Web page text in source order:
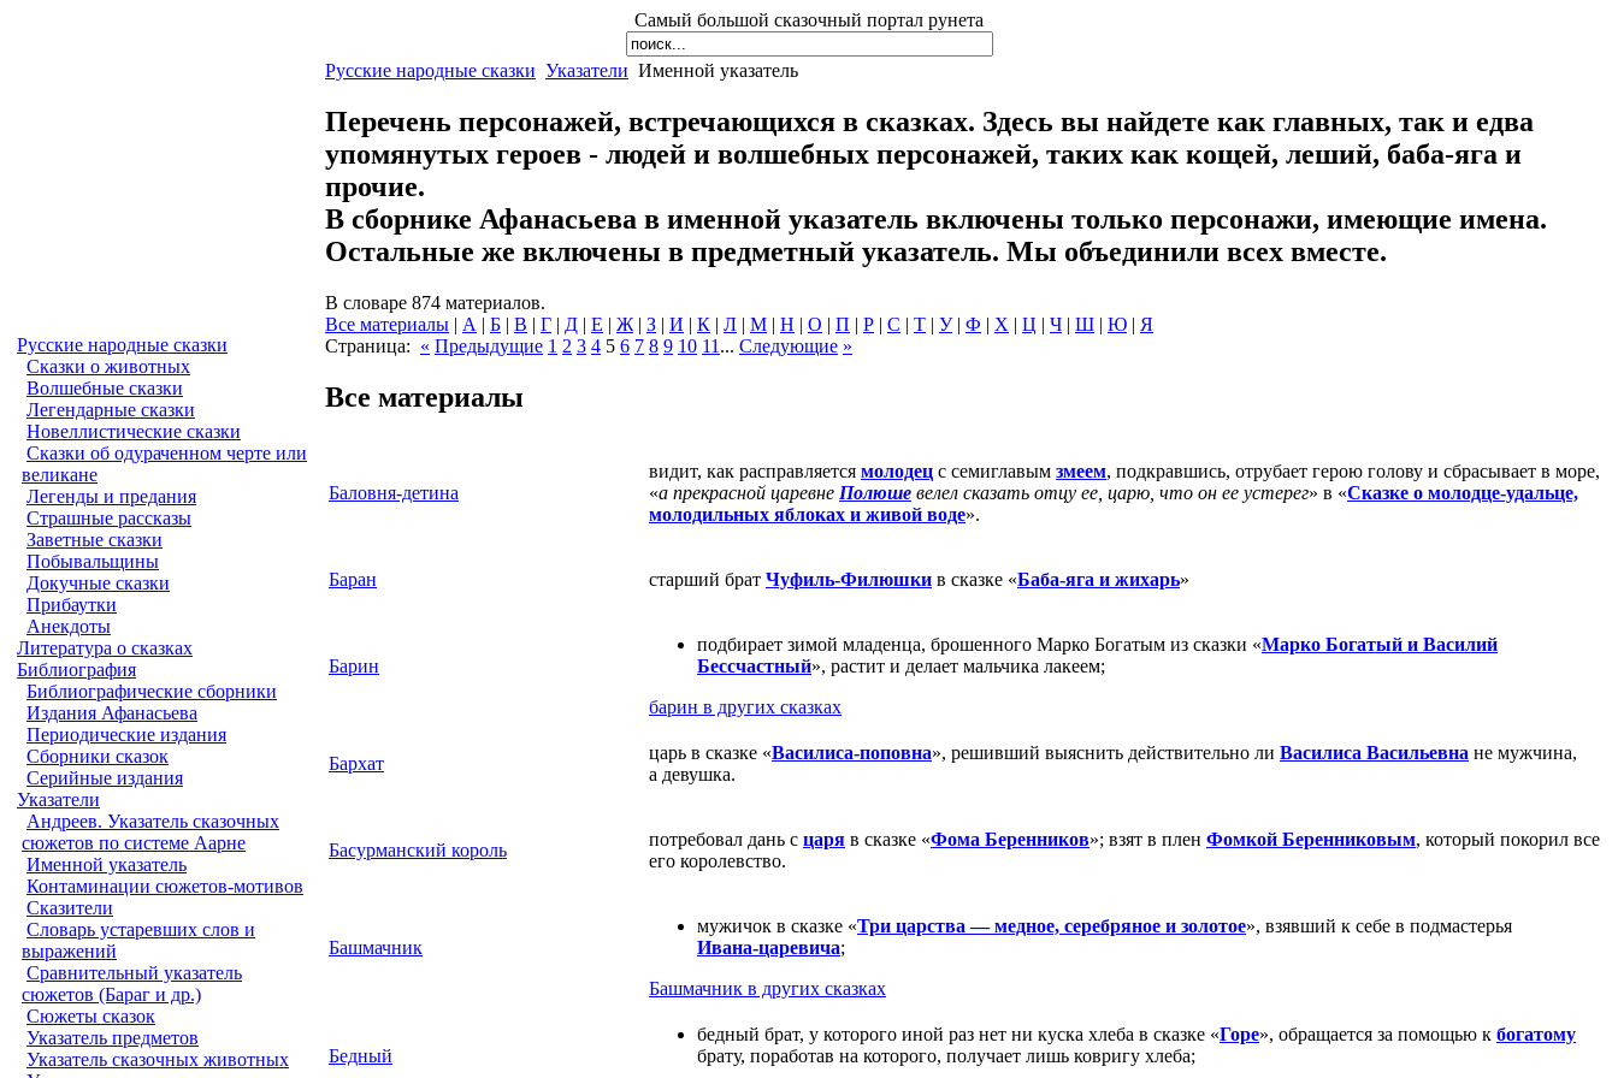
Самый большой сказочный портал рунета
Русские народные сказки
Сказки о животных
Волшебные сказки
Легендарные сказки
Новеллистические сказки
Сказки об одураченном черте или
великане
Легенды и предания
Страшные рассказы
Заветные сказки
Побывальщины
Докучные сказки
Прибаутки
Анекдоты
Литература о сказках
Библиография
Библиографические сборники
Издания Афанасьева
Периодические издания
Сборники сказок
Серийные издания
Указатели
Андреев. Указатель сказочных
сюжетов по системе Аарне
Именной указатель
Контаминации сюжетов-мотивов
Сказители
Словарь устаревших слов и
выражений
Сравнительный указатель
сюжетов (Бараг и др.)
Сюжеты сказок
Указатель предметов
Указатель сказочных животных
Русские народные сказки Указатели Именной указатель
Перечень персонажей, встречающихся в сказках. Здесь вы найдете как главных, так и едва
упомянутых героев - людей и волшебных персонажей, таких как кощей, леший, баба-яга и
прочие.
В сборнике Афанасьева в именной указатель включены только персонажи, имеющие имена.
Остальные же включены в предметный указатель. Мы объединили всех вместе.
В словаре 874 материалов.
Все материалы | А | Б | В | Г | Д | Е | Ж | З | И | К | Л | М | Н | О | П | Р | С | Т | У| Ф | Х | Ц | Ч | Ш | Ю | Я
Страница: « Предыдущие 1 2 3 4 5 6 7 8 9 10 11 ... Следующие »
Все материалы
Баловня-детина
видит, как расправляется молодец с семиглавым змеем, подкравшись, отрубает герою голову и сбрасывает в море,
«а прекрасной царевне Полюше велел сказать отцу ее, царю, что он ее устерег» в «Сказке о молодце-удальце,
молодильных яблоках и живой воде».
Баран старший брат Чуфиль-Филюшки в сказке «Баба-яга и жихарь»
Барин
подбирает зимой младенца, брошенного Марко Богатым из сказки «Марко Богатый и Василий
Бессчастный», растит и делает мальчика лакеем;
барин в других сказках
Бархат
царь в сказке «Василиса-поповна», решивший выяснить действительно ли Василиса Васильевна не мужчина,
а девушка.
Басурманский король
потребовал дань с царя в сказке «Фома Беренников»; взят в плен Фомкой Беренниковым, который покорил все
его королевство.
Башмачник
мужичок в сказке «Три царства — медное, серебряное и золотое», взявший к себе в подмастерья
Ивана-царевича;
Башмачник в других сказках
Бедный
бедный брат, у которого иной раз нет ни куска хлеба в сказке «Горе», обращается за помощью к богатому
брату, поработав на которого, получает лишь ковригу хлеба;